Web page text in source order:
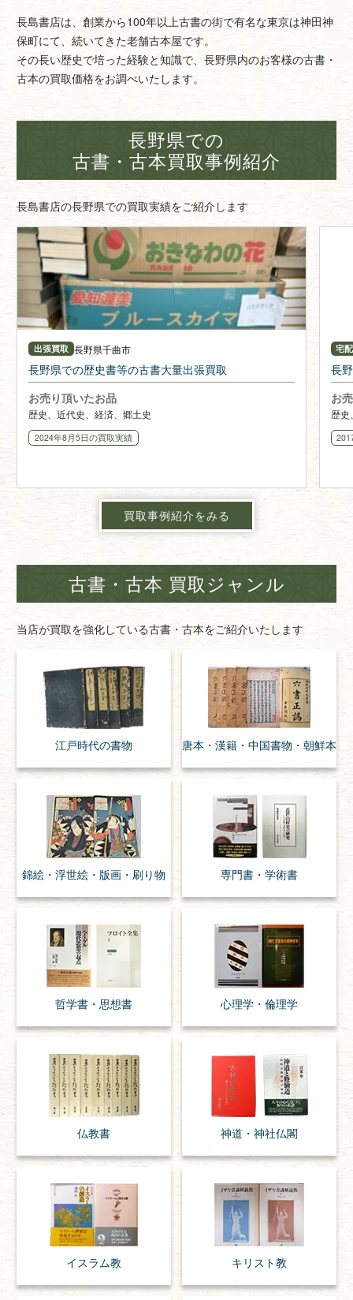
長島書店は、創業から100年以上古書の街で有名な東京は神田神
保町にて、続いてきた老舗古本屋です。
その長い歴史で培った経験と知識で、長野県内のお客様の古書・
古本の買取価格をお調べいたします。
長野県での
古書・古本買取事例紹介
長島書店の長野県での買取実績をご紹介します
出張買取 長野県千曲市
長野県での歴史書等の古書大量出張買取
お売り頂いたお品
歴史、近代史、経済、郷土史
2024年8月5日の買取実績
宅
長
お
歴史
買取事例紹介をみる
古書・古本 買取ジャンル
当店が買取を強化している古書・古本をご紹介いたします
江戸時代の書物 唐本・漢籍・ 中国書物・朝鮮本
錦絵・浮世絵・ 版画・刷り物 専門書・ 学術書
哲学書・思想書 心理学・倫理学
仏教書 神道・神社仏閣
イスラム教 キリスト教